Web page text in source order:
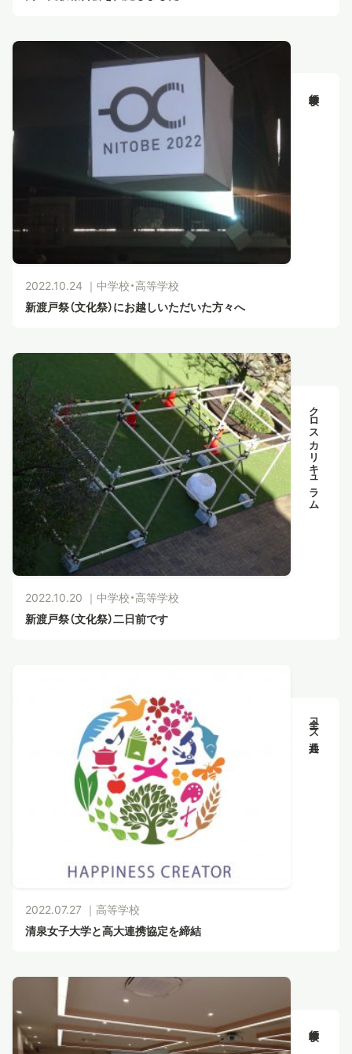
2022.10.24 ｜ 中学校・高等学校
新渡戸祭（文化祭）にお越しいただいた方々へ
クロスカリキュラム
2022.10.20 ｜ 中学校・高等学校
新渡戸祭（文化祭）二日前です
全コース共通
2022.07.27 ｜ 高等学校
清泉女子大学と高大連携協定を締結